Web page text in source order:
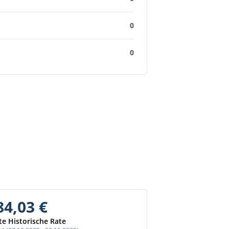
0
0
€
Historische Rate